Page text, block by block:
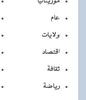
عام
ولايات
اقتصاد
ثقافة
رياضة